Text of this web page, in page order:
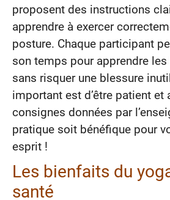
proposent des instructions
apprendre à exercer
posture. Chaque participant
son temps pour apprendre
sans risquer une blessure
important est d’être patient et
consignes données par
pratique soit bénéfique pour
esprit !
Les bienfaits du
santé